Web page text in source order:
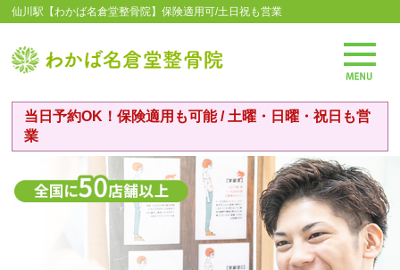
仙川駅【わかば名倉堂整骨院】保険適用可/土日祝も営業
当日予約OK！保険適用も可能 / 土曜・日曜・祝日も営
業